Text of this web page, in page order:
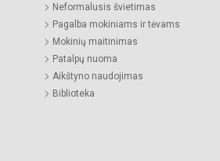
Neformalusis švietimas
Pagalba mokiniams ir tėvams
Mokinių maitinimas
Patalpų nuoma
Aikštyno naudojimas
Biblioteka